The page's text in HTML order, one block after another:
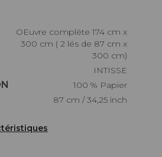
OEuvre complète 174 cm x
300 cm ( 2 lés de 87 cm x
300 cm)
INTISSE
100 % Papier
87 cm / 34,25 inch